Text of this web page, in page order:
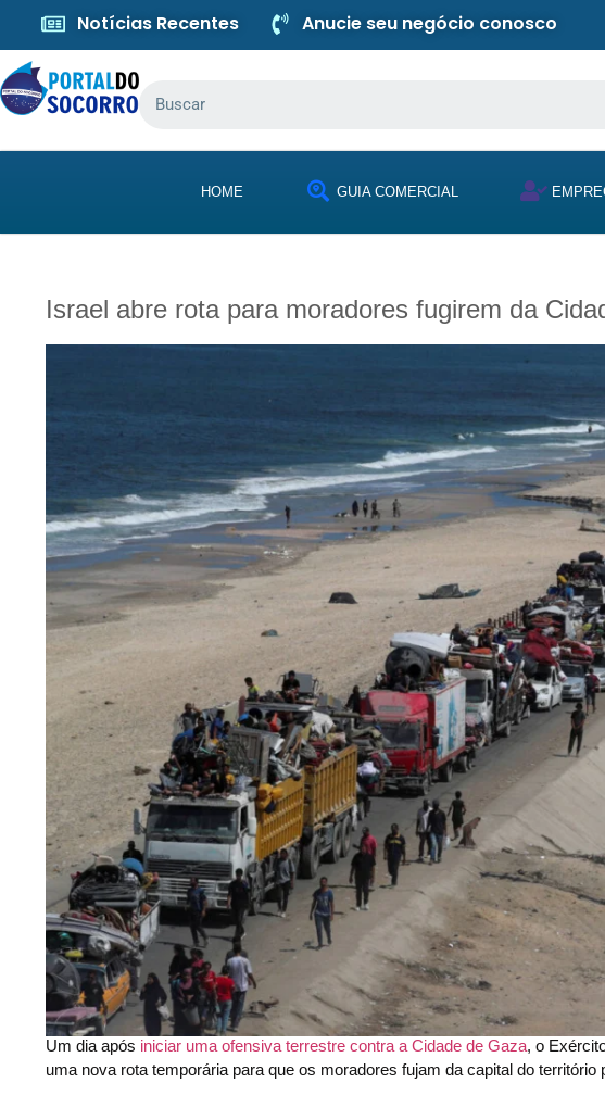
Notícias Recentes Anucie seu negócio conosco
HOME GUIA COMERCIAL
Israel abre rota para moradores fugirem da
Um dia após iniciar uma ofensiva terrestre contra a Cidade de Gaza, o
uma nova rota temporária para que os moradores fujam da capital do território